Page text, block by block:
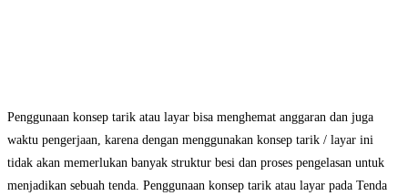
Penggunaan konsep tarik atau layar bisa menghemat anggaran dan juga
waktu pengerjaan, karena dengan menggunakan konsep tarik / layar ini
tidak akan memerlukan banyak struktur besi dan proses pengelasan untuk
menjadikan sebuah tenda. Penggunaan konsep tarik atau layar pada Tenda